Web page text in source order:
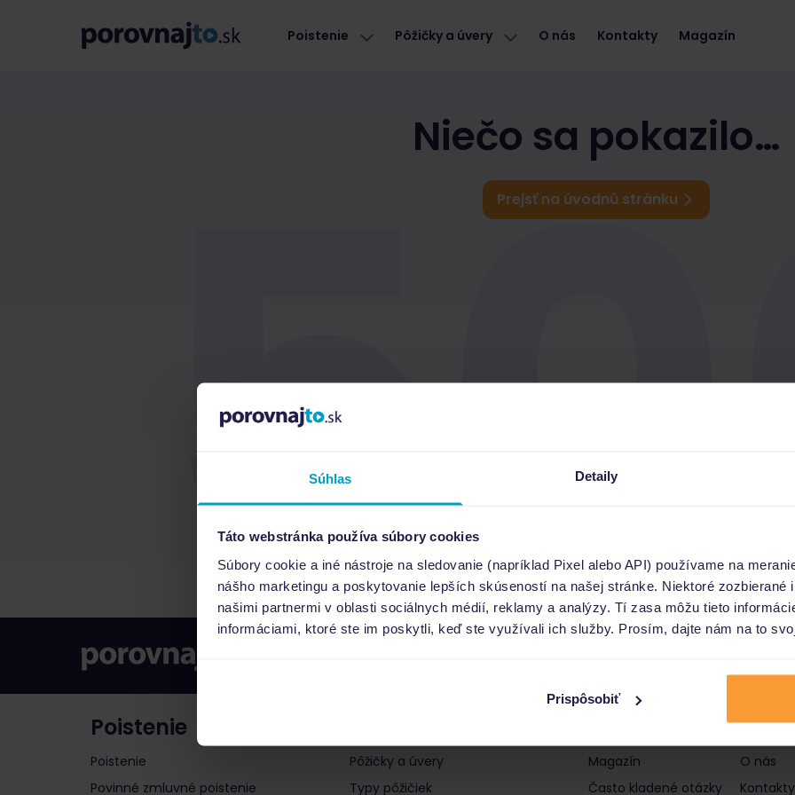
Súhlas Detaily
Táto webstránka používa súbory cookies
Súbory cookie a iné nástroje na sledovanie (napríklad Pixel alebo API) používame na
nášho marketingu a poskytovanie lepších skúseností na našej stránke. Niektoré zozbierané
našimi partnermi v oblasti sociálnych médií, reklamy a analýzy. Tí zasa môžu tieto
informáciami, ktoré ste im poskytli, keď ste využívali ich služby. Prosím, dajte nám na to
Prispôsobiť
Poistenie Pôžičky a úvery O nás Kontakty Magazín
Niečo sa pokazilo…
Prejsť na úvodnú stránku
Poistenie
Poistenie
Povinné zmluvné poistenie
Pôžičky a úvery
Typy pôžičiek
Magazín
Často kladené otázky
O nás
Kontakty